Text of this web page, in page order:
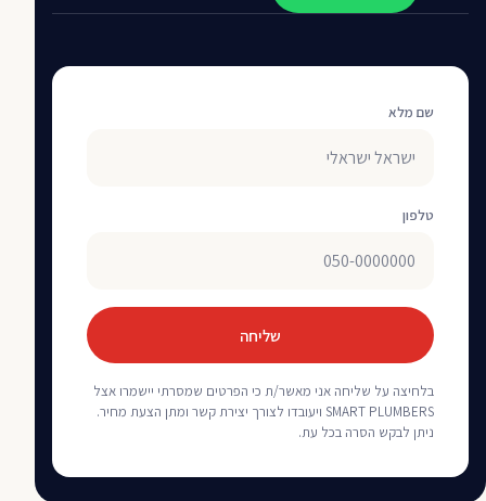
שם מלא
טלפון
שליחה
בלחיצה על שליחה אני מאשר/ת כי הפרטים שמסרתי יישמרו אצל
SMART PLUMBERS ויעובדו לצורך יצירת קשר ומתן הצעת מחיר.
ניתן לבקש הסרה בכל עת.